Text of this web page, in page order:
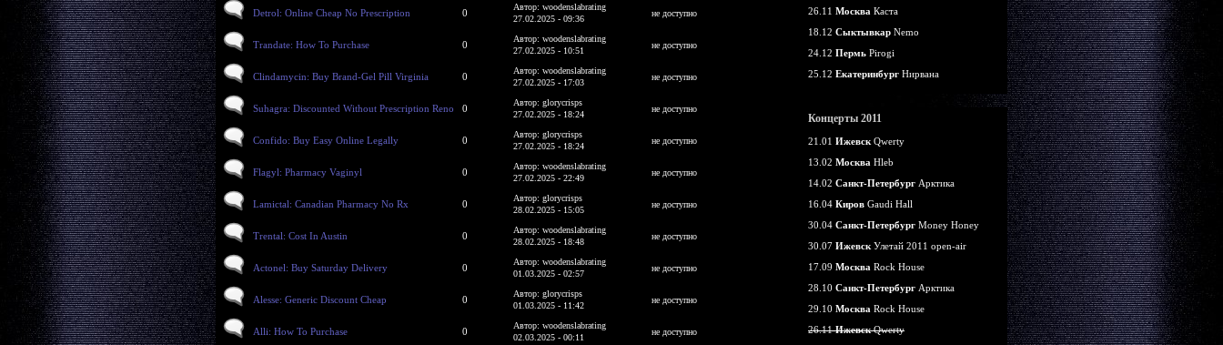
Detrol: Online Cheap No Prescription 0
Автор: woodenslabrating
27.02.2025 - 09:36
не доступно
Trandate: How To Purchase 0
Автор: woodenslabrating
27.02.2025 - 10:51
не доступно
Clindamycin: Buy Brand-Gel Pill Virginia 0
Автор: woodenslabrating
27.02.2025 - 17:03
не доступно
Suhagra: Discounted Without Prescription Reno 0
Автор: glorycrisps
27.02.2025 - 18:24
не доступно
Confido: Buy Easy Online Legally 0
Автор: glorycrisps
27.02.2025 - 18:24
не доступно
Flagyl: Pharmacy Vaginyl 0
Автор: woodenslabrating
27.02.2025 - 22:49
не доступно
Lamictal: Canadian Pharmacy No Rx 0
Автор: glorycrisps
28.02.2025 - 15:05
не доступно
Trental: Cost In Austin 0
Автор: woodenslabrating
28.02.2025 - 18:48
не доступно
Actonel: Buy Saturday Delivery 0
Автор: woodenslabrating
01.03.2025 - 02:57
не доступно
Alesse: Generic Discount Cheap 0
Автор: glorycrisps
01.03.2025 - 11:42
не доступно
Alli: How To Purchase 0
Автор: woodenslabrating
02.03.2025 - 00:11
не доступно
26.11 Москва Каста
18.12 Сыктывкар Nemo
24.12 Пермь Pirogi
25.12 Екатеринбург Нирвана
Концерты 2011
21.01 Ижевск Qwerty
13.02 Москва Hleb
14.02 Санкт-Петербург Арктика
16.04 Киров Gaudi Hall
30.04 Санкт-Петербург Money Honey
30.07 Ижевск Улетай 2011 open-air
17.09 Москва Rock House
28.10 Санкт-Петербург Арктика
29.10 Москва Rock House
26.11ИжевскQwerty